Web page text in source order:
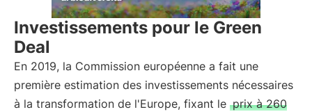
Investissements pour le Green
Deal
En 2019, la Commission européenne a fait une
première estimation des investissements nécessaires
à la transformation de l'Europe, fixant le prix à 260